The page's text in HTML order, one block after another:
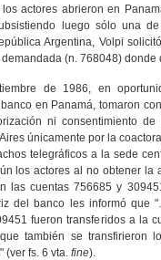
actores abrieron en
luego sólo una
Argentina, Volpi
(n. 768048) donde
de 1986, en
en Panamá, tomaron
ni consentimiento
únicamente por la
telegráficos a la sede
los actores al no obtener la
las cuentas 756685 y
del banco les informó que
fueron transferidos a la
también se transfirieron
(ver fs. 6 vta. fine).